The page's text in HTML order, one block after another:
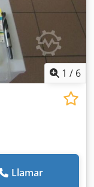
1 / 6
Llamar